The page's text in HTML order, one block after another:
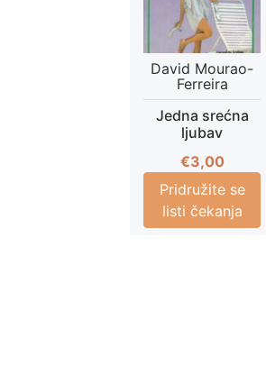
David Mourao-
Ferreira
Jedna srećna
ljubav
€3,00
Pridružite se
listi čekanja